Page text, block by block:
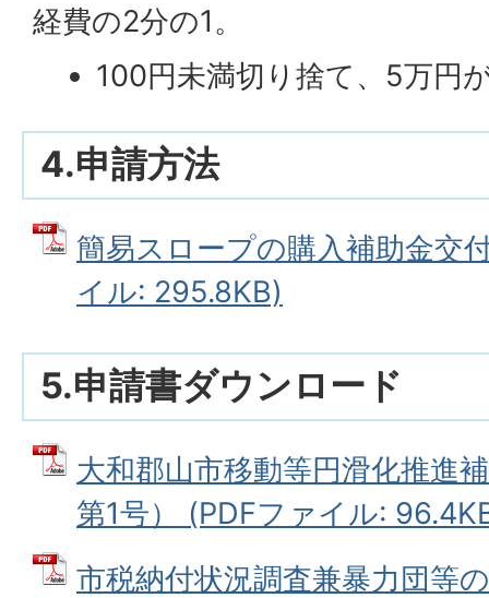
経費の2分の1。
100円未満切り捨て、5万円
4.申請方法
簡易スロープの購入補助金交
イル: 295.8KB)
5.申請書ダウンロード
大和郡山市移動等円滑化推進
第1号） (PDFファイル:
市税納付状況調査兼暴力団等